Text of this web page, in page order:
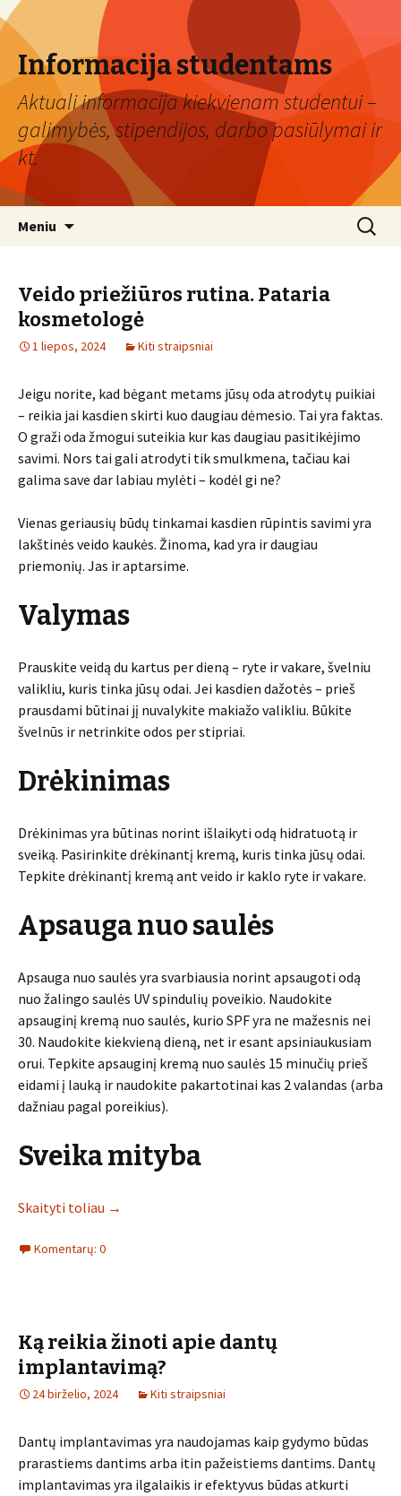
Informacija studentams
Aktuali informacija kiekvienam studentui –
galimybės, stipendijos, darbo pasiūlymai ir
kt.
Meniu Ieškoti:
Veido priežiūros rutina. Pataria
kosmetologė
1 liepos, 2024 Kiti straipsniai
Jeigu norite, kad bėgant metams jūsų oda atrodytų puikiai
– reikia jai kasdien skirti kuo daugiau dėmesio. Tai yra faktas.
O graži oda žmogui suteikia kur kas daugiau pasitikėjimo
savimi. Nors tai gali atrodyti tik smulkmena, tačiau kai
galima save dar labiau mylėti – kodėl gi ne?
Vienas geriausių būdų tinkamai kasdien rūpintis savimi yra
lakštinės veido kaukės. Žinoma, kad yra ir daugiau
priemonių. Jas ir aptarsime.
Valymas
Prauskite veidą du kartus per dieną – ryte ir vakare, švelniu
valikliu, kuris tinka jūsų odai. Jei kasdien dažotės – prieš
prausdami būtinai jį nuvalykite makiažo valikliu. Būkite
švelnūs ir netrinkite odos per stipriai.
Drėkinimas
Drėkinimas yra būtinas norint išlaikyti odą hidratuotą ir
sveiką. Pasirinkite drėkinantį kremą, kuris tinka jūsų odai.
Tepkite drėkinantį kremą ant veido ir kaklo ryte ir vakare.
Apsauga nuo saulės
Apsauga nuo saulės yra svarbiausia norint apsaugoti odą
nuo žalingo saulės UV spindulių poveikio. Naudokite
apsauginį kremą nuo saulės, kurio SPF yra ne mažesnis nei
30. Naudokite kiekvieną dieną, net ir esant apsiniaukusiam
orui. Tepkite apsauginį kremą nuo saulės 15 minučių prieš
eidami į lauką ir naudokite pakartotinai kas 2 valandas (arba
dažniau pagal poreikius).
Sveika mityba
Skaityti toliau →
Komentarų: 0
Ką reikia žinoti apie dantų
implantavimą?
24 birželio, 2024 Kiti straipsniai
Dantų implantavimas yra naudojamas kaip gydymo būdas
prarastiems dantims arba itin pažeistiems dantims. Dantų
implantavimas yra ilgalaikis ir efektyvus būdas atkurti